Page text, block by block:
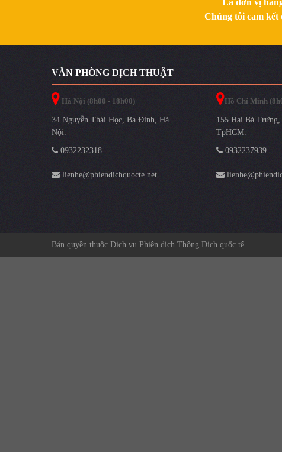
Là đơn vị
Chúng tôi cam kết
VĂN PHÒNG DỊCH THUẬT
Hà Nội (8h00 - 18h00)
34 Nguyễn Thái Học, Ba Đình, Hà
Nội.
0932232318
lienhe@phiendichquocte.net
Hồ Chí Minh
155 Hai Bà Trưng,
TpHCM.
0932237939
Bản quyền thuộc Dịch vụ Phiên dịch Thông Dịch quốc tế